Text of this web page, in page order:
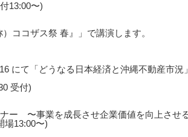
13:00〜)
ココザス祭 春』」で講演します。
にて「どうなる日本経済と沖縄不動産市況
受付)
ー 〜事業を成長させ企業価値を向上させ
場13:00〜)